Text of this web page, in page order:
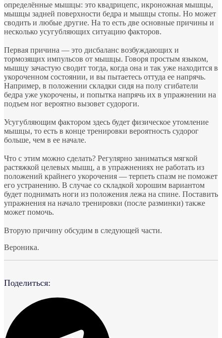
определённые мышцы: это квадрицепс, икроножная мышцы,
мышцы задней поверхности бедра и мышцы стопы. Но может
сводить и любые другие. На то есть две основные причины и
несколько усугубляющих ситуацию факторов.
Первая причина — это дисбаланс возбуждающих и
тормозящих импульсов от мышцы. Говоря простым языком,
мышцу зачастую сводит тогда, когда она и так уже находится в
укороченном состоянии, и вы пытаетесь оттуда ее напрячь.
Например, в положении складки сидя на полу сгибатели
бедра уже укорочены, и попытка напрячь их в упражнении на
подъем ног вероятно вызовет судороги.
Усугубляющим фактором здесь будет физическое утомление
мышцы, то есть в конце тренировки вероятность судорог
больше, чем в ее начале.
Что с этим можно сделать? Регулярно заниматься мягкой
растяжкой целевых мышц, а в упражнениях не работать из
положений крайнего укорочения — терпеть спазм не поможет
его устранению. В случае со складкой хорошим вариантом
будет поднимать ноги из положения лежа на спине. Поставить
упражнения на начало тренировки (после разминки) также
может помочь.
Вторую причину обсудим в следующей части.
Вероника.
Поделиться: